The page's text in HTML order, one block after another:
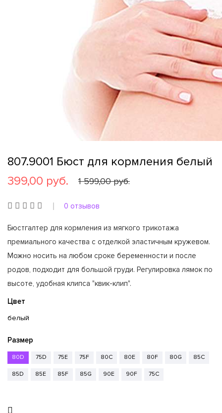
807.9001 Бюст для кормления белый
399,00 руб.
1 599,00 руб.
0 отзывов
Бюстгалтер для кормления из мягкого трикотажа
премиального качества с отделкой эластичным кружевом.
Можно носить на любом сроке беременности и после
родов, подходит для большой груди. Регулировка лямок по
высоте, удобная клипса "квик-клип".
Цвет
белый
Размер
80D 75D 75E 75F 80C 80E 80F 80G 85C
85D 85E 85F 85G 90E 90F 75C